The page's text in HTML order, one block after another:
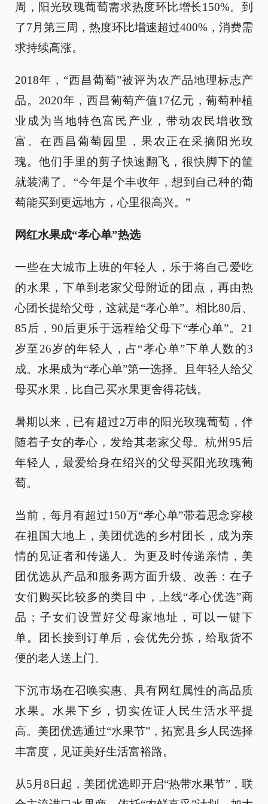
周，阳光玫瑰葡萄需求热度环比增长150%。到
了7月第三周，热度环比增速超过400%，消费需
求持续高涨。
2018年，“西昌葡萄”被评为农产品地理标志产
品。2020年，西昌葡萄产值17亿元，葡萄种植
业成为当地特色富民产业，带动农民增收致
富。在西昌葡萄园里，果农正在采摘阳光玫
瑰。他们手里的剪子快速翻飞，很快脚下的筐
就装满了。“今年是个丰收年，想到自己种的葡
萄能买到更远地方，心里很高兴。”
网红水果成“孝心单”热选
一些在大城市上班的年轻人，乐于将自己爱吃
的水果，下单到老家父母附近的团点，再由热
心团长提给父母，这就是“孝心单”。相比80后、
85后，90后更乐于远程给父母下“孝心单”。21
岁至26岁的年轻人，占“孝心单”下单人数的3
成。水果成为“孝心单”第一选择。且年轻人给父
母买水果，比自己买水果更舍得花钱。
暑期以来，已有超过2万串的阳光玫瑰葡萄，伴
随着子女的孝心，发给其老家父母。杭州95后
年轻人，最爱给身在绍兴的父母买阳光玫瑰葡
萄。
当前，每月有超过150万“孝心单”带着思念穿梭
在祖国大地上，美团优选的乡村团长，成为亲
情的见证者和传递人。为更及时传递亲情，美
团优选从产品和服务两方面升级、改善：在子
女们购买比较多的类目中，上线“孝心优选”商
品；子女们设置好父母家地址，可以一键下
单。团长接到订单后，会优先分拣，给取货不
便的老人送上门。
下沉市场在召唤实惠、具有网红属性的高品质
水果。水果下乡，切实佐证人民生活水平提
高。美团优选通过“水果节”，拓宽县乡人民选择
丰富度，见证美好生活富裕路。
从5月8日起，美团优选即开启“热带水果节”，联